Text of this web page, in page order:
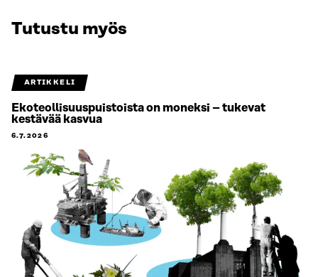
Tutustu myös
ARTIKKELI
Ekoteollisuuspuistoista on moneksi – tukevat
kestävää kasvua
6.7.2026